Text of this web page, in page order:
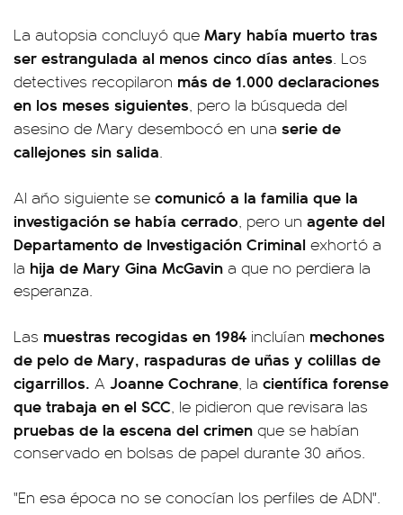
La autopsia concluyó que Mary había muerto tras
ser estrangulada al menos cinco días antes. Los
detectives recopilaron más de 1.000 declaraciones
en los meses siguientes, pero la búsqueda del
asesino de Mary desembocó en una serie de
callejones sin salida.
Al año siguiente se comunicó a la familia que la
investigación se había cerrado, pero un agente del
Departamento de Investigación Criminal exhortó a
la hija de Mary Gina McGavin a que no perdiera la
esperanza.
Las muestras recogidas en 1984 incluían mechones
de pelo de Mary, raspaduras de uñas y colillas de
cigarrillos. A Joanne Cochrane, la científica forense
que trabaja en el SCC, le pidieron que revisara las
pruebas de la escena del crimen que se habían
conservado en bolsas de papel durante 30 años.
"En esa época no se conocían los perfiles de ADN".